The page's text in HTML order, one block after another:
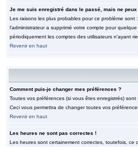
Je me suis enregistré dans le passé, mais ne
Les raisons les plus probables pour ce problème
l'administrateur a supprimé votre compte pour
périodiquement les comptes des utilisateurs n'ayant
Revenir en haut
Comment puis-je changer mes préférences ?
Toutes vos préférences (si vous êtes enregistrés)
Ceci vous permettra de changer toutes vos
Revenir en haut
Les heures ne sont pas correctes !
Les heures sont certainement correctes, toutefois,